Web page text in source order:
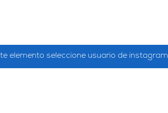
elemento seleccione usuario de instagram